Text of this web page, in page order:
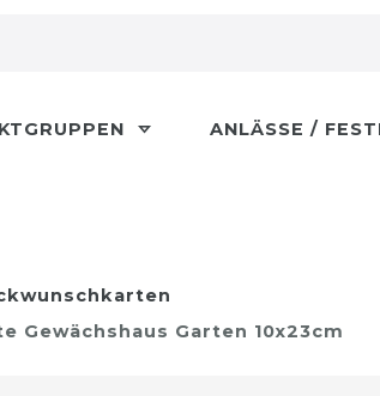
ANLÄSSE /
Gewächshaus Garten 10x23cm